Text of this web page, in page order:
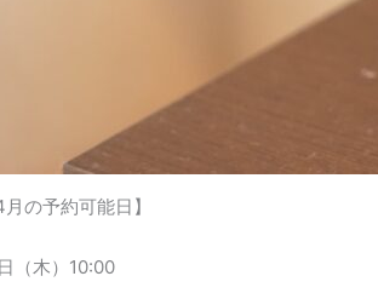
月の予約可能日】
（木）10:00